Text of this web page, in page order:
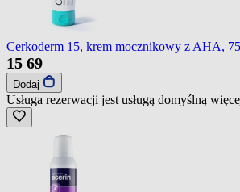
Cerkoderm 15, krem mocznikowy z AHA,
15 69
Dodaj
Usługa rezerwacji jest usługą domyślną